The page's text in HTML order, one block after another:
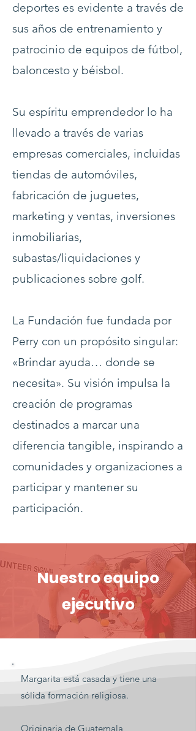
deportes es evidente a través de
sus años de entrenamiento y
patrocinio de equipos de fútbol,
baloncesto y béisbol.
Su espíritu emprendedor lo ha
llevado a través de varias
empresas comerciales, incluidas
tiendas de automóviles,
fabricación de juguetes,
marketing y ventas, inversiones
inmobiliarias,
subastas/liquidaciones y
publicaciones sobre golf.
La Fundación fue fundada por
Perry con un propósito singular:
«Brindar ayuda… donde se
necesita». Su visión impulsa la
creación de programas
destinados a marcar una
diferencia tangible, inspirando a
comunidades y organizaciones a
participar y mantener su
participación.
Nuestro equipo
ejecutivo
Margarita está casada y tiene una
sólida formación religiosa.
Originaria de Guatemala,